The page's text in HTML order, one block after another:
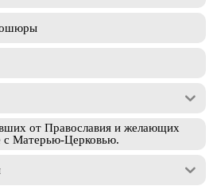
от Православия и желающих
с Матерью-Церковью.